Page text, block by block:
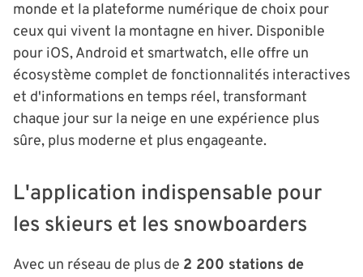
monde et la plateforme numérique de choix pour
ceux qui vivent la montagne en hiver. Disponible
pour iOS, Android et smartwatch, elle offre un
écosystème complet de fonctionnalités interactives
et d'informations en temps réel, transformant
chaque jour sur la neige en une expérience plus
sûre, plus moderne et plus engageante.
L'application indispensable pour
les skieurs et les snowboarders
Avec un réseau de plus de 2 200 stations de